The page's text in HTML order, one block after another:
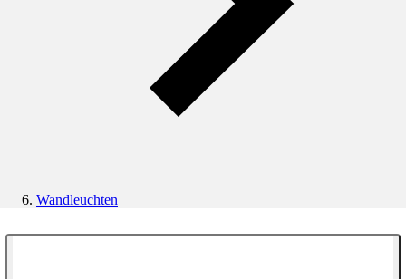
Wandleuchten